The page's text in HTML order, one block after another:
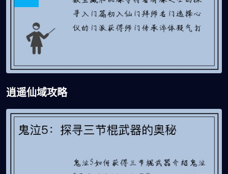
逍遥仙域攻略